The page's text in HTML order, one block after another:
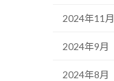
2024年11月
2024年9月
2024年8月